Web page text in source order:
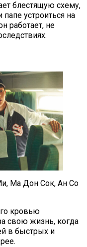
блестящую схему,
устроиться на
работает, не
Ма Дон Сок, Ан Со
кровью
свою жизнь, когда
в быстрых и